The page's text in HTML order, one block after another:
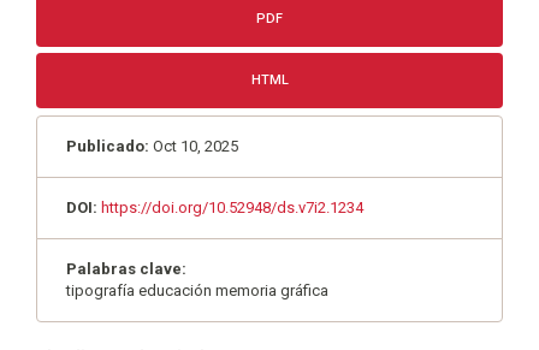
PDF
HTML
Publicado: Oct 10, 2025
DOI: https://doi.org/10.52948/ds.v7i2.1234
Palabras clave:
tipografía educación memoria gráfica